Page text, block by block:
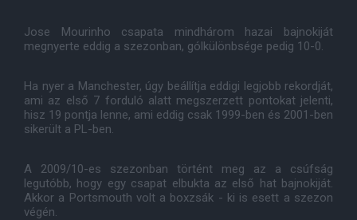
Jose Mourinho csapata mindhárom hazai bajnokiját
megnyerte eddig a szezonban, gólkülönbsége pedig 10-0.
Ha nyer a Manchester, úgy beállítja eddigi legjobb rekordját,
ami az első 7 forduló alatt megszerzett pontokat jelenti,
hisz 19 pontja lenne, ami eddig csak 1999-ben és 2001-ben
sikerült a PL-ben.
A 2009/10-es szezonban történt meg az a csúfság
legutóbb, hogy egy csapat elbukta az első hat bajnokiját.
Akkor a Portsmouth volt a boxzsák - ki is esett a szezon
végén.